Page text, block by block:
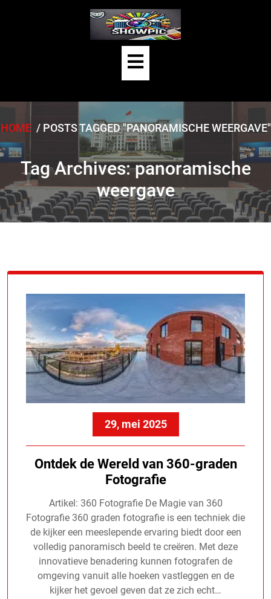
Open
Button
HOME/ POSTS TAGGED "PANORAMISCHE WEERGAVE"
Tag Archives: panoramische
weergave
29, mei 2025
Ontdek de Wereld van 360-graden
Fotografie
Artikel: 360 Fotografie De Magie van 360
Fotografie 360 graden fotografie is een techniek die
de kijker een meeslepende ervaring biedt door een
volledig panoramisch beeld te creëren. Met deze
innovatieve benadering kunnen fotografen de
omgeving vanuit alle hoeken vastleggen en de
kijker het gevoel geven dat ze zich echt…